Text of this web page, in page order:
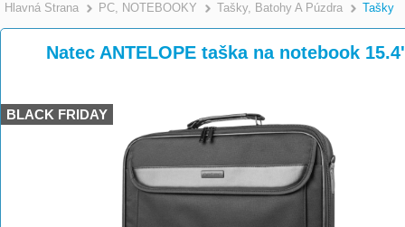
Hlavná Strana >
PC, NOTEBOOKY >
Tašky, Batohy A Púzdra Tašky
Natec ANTELOPE taška na notebook
BLACK FRIDAY